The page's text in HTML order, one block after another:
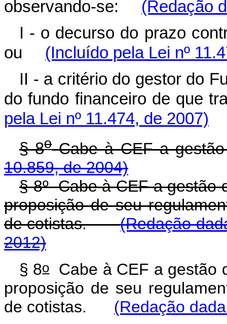
observando-se: (Redação
I - o decurso do prazo
ou (Incluído pela Lei nº
II - a critério do gestor do
do fundo financeiro de
pela Lei nº 11.474, de 2007)
§ 8o Cabe à CEF a
10.859, de 2004)
§ 8º Cabe à CEF a gestão
proposição de seu
de cotistas.(Redação
2012)
§ 8oCabe à CEF a gestão
proposição de seu
de cotistas.
(Redação